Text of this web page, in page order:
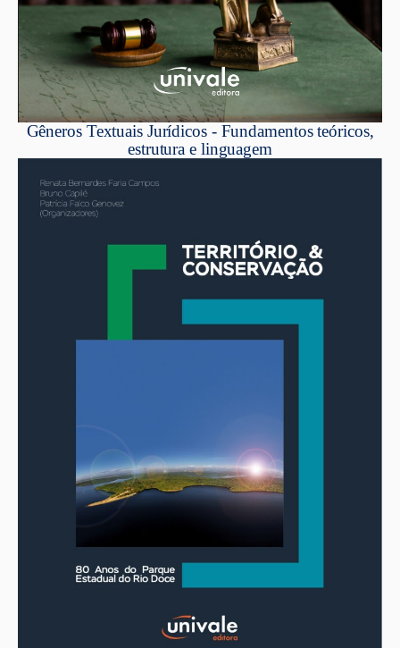
Gêneros Textuais Jurídicos - Fundamentos teóricos,
estrutura e linguagem